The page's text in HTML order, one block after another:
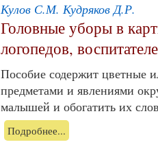
Кулов С.М. Кудряков Д.Р.
Головные уборы в
логопедов,
Пособие содержит цветные
предметами и явлениями
малышей и обогатить их
Подробнее...